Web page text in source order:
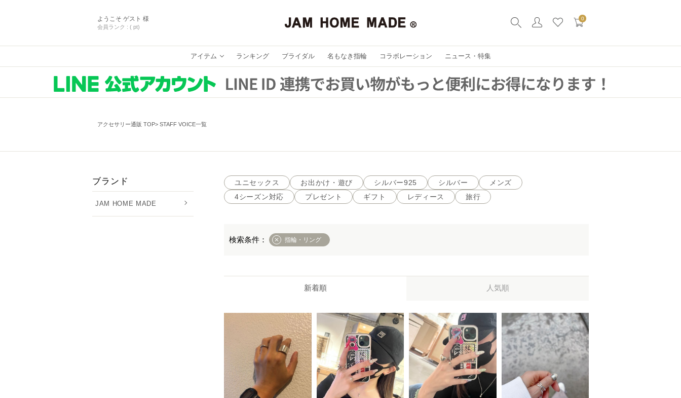
ようこそ ゲスト 様
会員ランク : ( pt)
0
アイテム ランキング ブライダル 名もなき指輪 コラボレーション ニュース・特集
アクセサリー通販 TOP STAFF VOICE一覧
ブランド
JAM HOME MADE
ユニセックス お出かけ・遊び シルバー925 シルバー
メンズ
4シーズン対応
プレゼント ギフト レディース 旅行
指輪・リング
新着順 人気順